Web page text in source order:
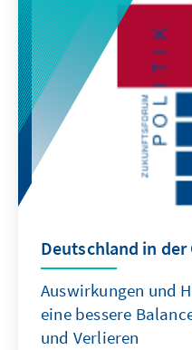
Deutschland in
Auswirkungen und
eine bessere
und Verlieren